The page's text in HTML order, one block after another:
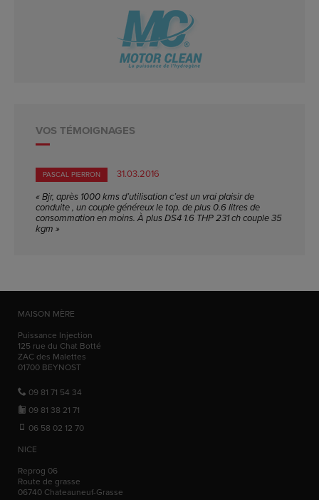
VOS TÉMOIGNAGES
PASCAL PIERRON
31.03.2016
« Bjr, après 1000 kms d’utilisation c’est un vrai plaisir de
conduite , un couple généreux le top. de plus 0.6 litres de
consommation en moins. À plus DS4 1.6 THP 231 ch couple 35
kgm »
MAISON MÈRE
Puissance Injection
125 rue du Chat Botté
ZAC des Malettes
01700 BEYNOST
09 81 71 54 34
09 81 38 21 71
06 58 02 12 70
NICE
Reprog 06
Route de grasse
06740 Chateauneuf-Grasse